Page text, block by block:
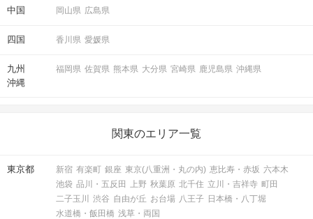
中国 岡山県 広島県
四国 香川県 愛媛県
九州
沖縄
福岡県 佐賀県 熊本県 大分県 宮崎県 鹿児島県 沖縄県
関東のエリア一覧
東京都 新宿 有楽町 銀座 東京(八重洲・丸の内) 恵比寿・赤坂 六本木
池袋 品川・五反田 上野 秋葉原 北千住 立川・吉祥寺 町田
二子玉川
渋谷 自由が丘 お台場 八王子 日本橋・八丁堀
水道橋・飯田橋 浅草・両国